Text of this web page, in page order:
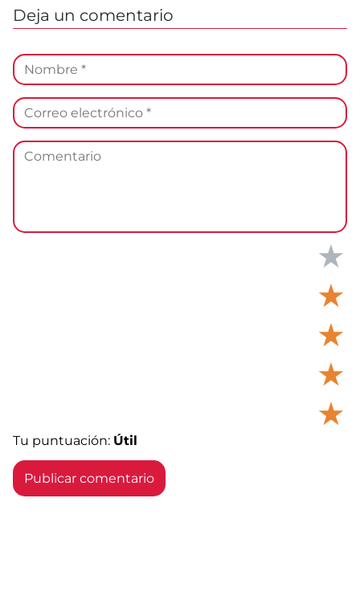
Deja un comentario
★
★
★
★
★
Tu puntuación: Útil